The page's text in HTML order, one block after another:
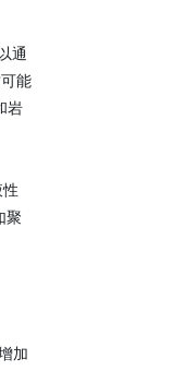
通
能
岩
聚
加